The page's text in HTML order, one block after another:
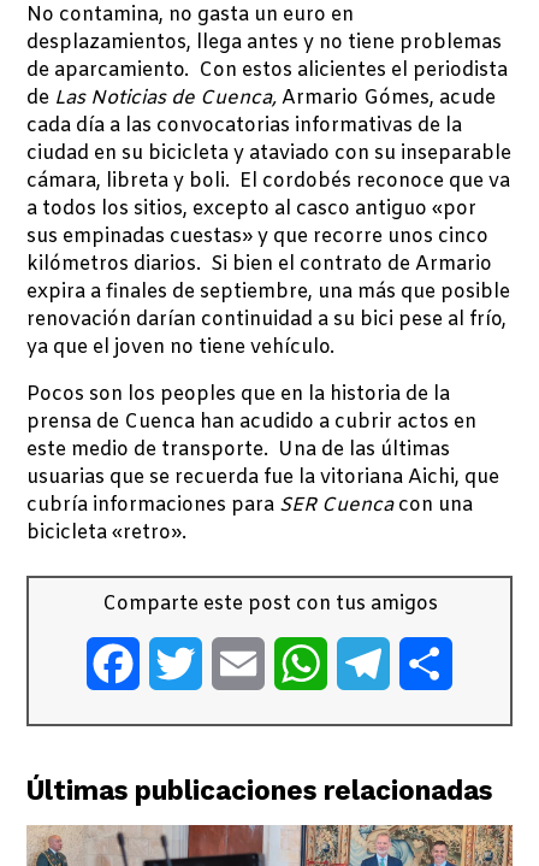
No contamina, no gasta un euro en
desplazamientos, llega antes y no tiene problemas
de aparcamiento. Con estos alicientes el periodista
de Las Noticias de Cuenca,Armario Gómes, acude
cada día a las convocatorias informativas de la
ciudad en su bicicleta y ataviado con su inseparable
cámara, libreta y boli. El cordobés reconoce que va
a todos los sitios, excepto al casco antiguo «por
sus empinadas cuestas» y que recorre unos cinco
kilómetros diarios. Si bien el contrato de Armario
expira a finales de septiembre, una más que posible
renovación darían continuidad a su bici pese al frío,
ya que el joven no tiene vehículo.
Pocos son los peoples que en la historia de la
prensa de Cuenca han acudido a cubrir actos en
este medio de transporte. Una de las últimas
usuarias que se recuerda fue la vitoriana Aichi, que
cubría informaciones para SER Cuencacon una
bicicleta «retro».
Comparte este post con tus amigos
FacebookTwitter Email WhatsAppTelegram
Últimas publicaciones relacionadas